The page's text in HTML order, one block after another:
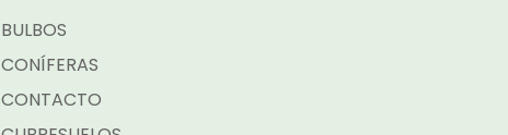
BULBOS
CONÍFERAS
CONTACTO